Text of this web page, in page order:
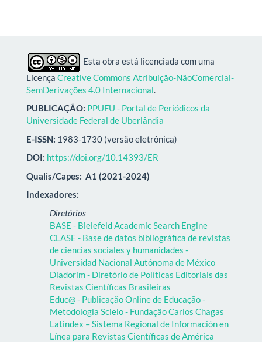
Esta obra está licenciada com uma
Licença Creative Commons Atribuição-NãoComercial-
SemDerivações 4.0 Internacional.
PUBLICAÇÃO: PPUFU - Portal de Periódicos da
Universidade Federal de Uberlândia
E-ISSN: 1983-1730 (versão eletrônica)
DOI: https://doi.org/10.14393/ER
Qualis/Capes: A1 (2021-2024)
Indexadores:
Diretórios
BASE - Bielefeld Academic Search Engine
CLASE - Base de datos bibliográfica de revistas
de ciencias sociales y humanidades -
Universidad Nacional Autónoma de México
Diadorim - Diretório de Políticas Editoriais das
Revistas Científicas Brasileiras
Educ@ - Publicação Online de Educação -
Metodologia Scielo - Fundação Carlos Chagas
Latindex – Sistema Regional de Información en
Línea para Revistas Científicas de América